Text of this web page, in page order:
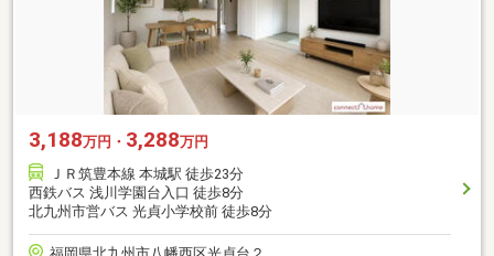
3,188万円・ 3,288万円
ＪＲ筑豊本線 本城駅 徒歩23分
西鉄バス 浅川学園台入口 徒歩8分
北九州市営バス 光貞小学校前 徒歩8分